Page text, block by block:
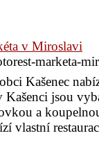
v Miroslavi
marketa-
Kašenec
Kašenci jsou
a
vlastní